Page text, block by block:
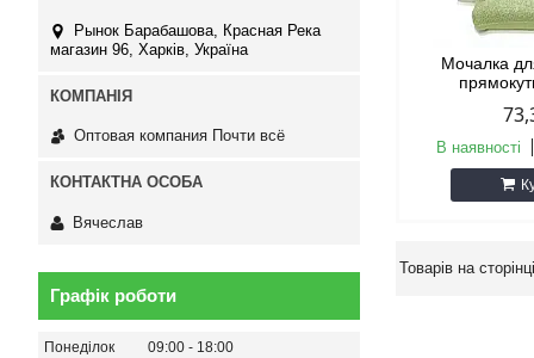
Мочалка
В наявності
Рынок Барабашова, Красная Река
магазин 96, Харків, Україна
Оптовая компания Почти всё
Вячеслав
Графік роботи
Понеділок 09:00
18:00